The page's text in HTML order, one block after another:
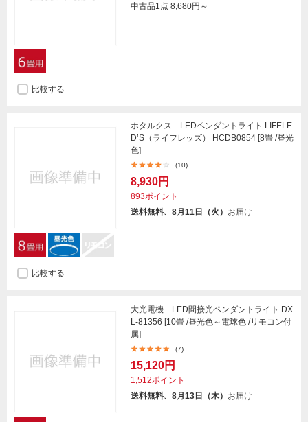
中古品1点 8,680円～
比較する
ホタルクス LEDペンダントライト LIFELE
D’S（ライフレッズ） HCDB0854 [8畳 /昼光
色]
(10)
8,930円
893ポイント
送料無料、8月11日（火） お届け
比較する
大光電機 LED間接光ペンダントライト DX
L-81356 [10畳 /昼光色～電球色 /リモコン付
属]
(7)
15,120円
1,512ポイント
送料無料、8月13日（木） お届け